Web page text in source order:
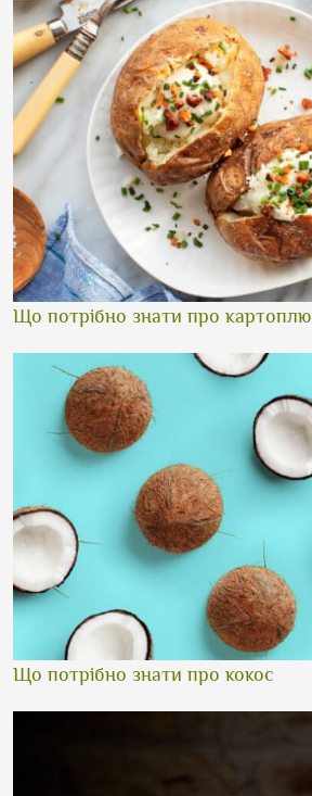
Що потрібно знати про картоплю
Що потрібно знати про кокос